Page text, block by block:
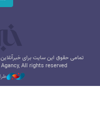
تمامی حقوق این سایت برای
All rights reserved